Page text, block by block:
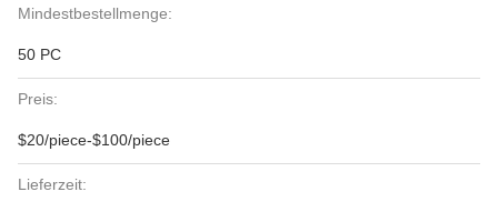
Mindestbestellmenge:
50 PC
Preis:
$20/piece-$100/piece
Lieferzeit: